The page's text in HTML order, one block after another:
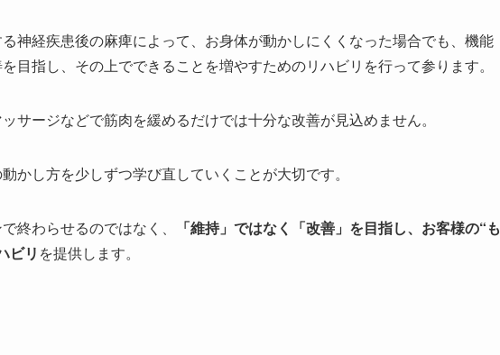
神経疾患後の麻痺によって、お身体が動かしにくくなった場合でも、機能
目指し、その上でできることを増やすためのリハビリを行って参ります。
サージなどで筋肉を緩めるだけでは十分な改善が見込めません。
かし方を少しずつ学び直していくことが大切です。
終わらせるのではなく、
「維持」ではなく「改善」を目指し、お客様の“も
ビリ を提供します。